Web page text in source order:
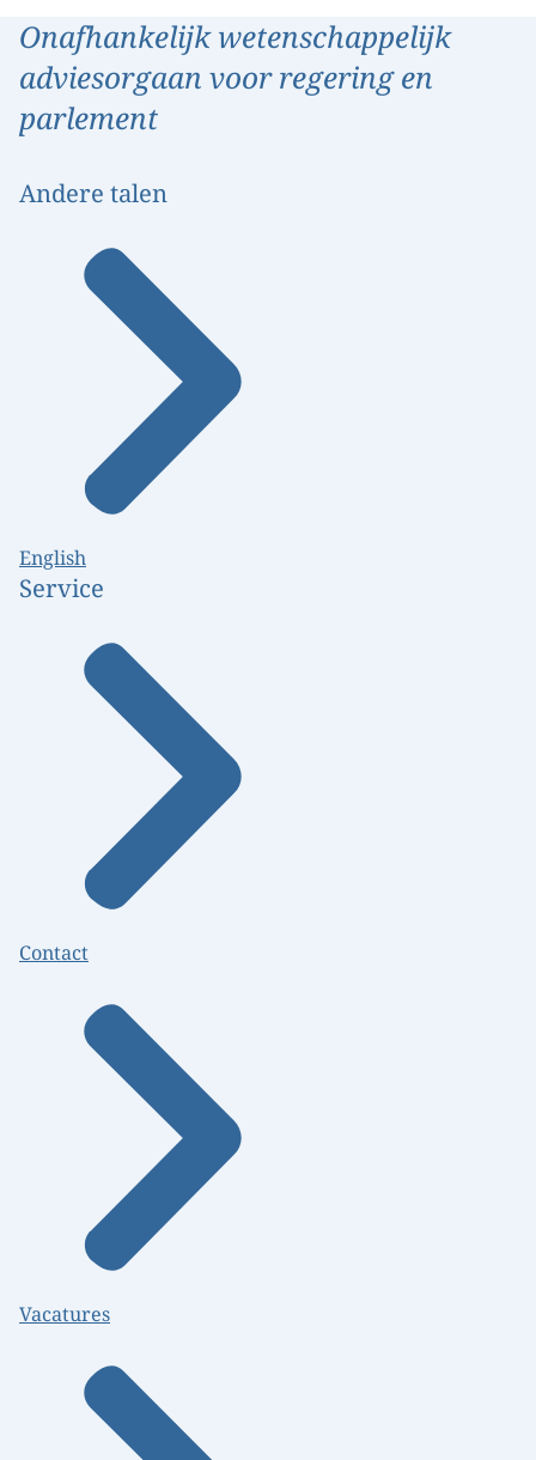
Onafhankelijk wetenschappelijk
adviesorgaan voor regering en
parlement
Andere talen
English
Service
Contact
Vacatures